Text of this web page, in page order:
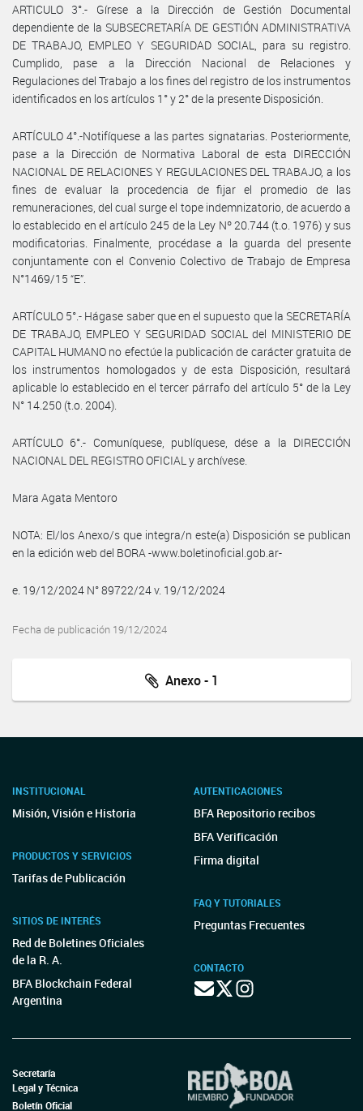
ARTICULO 3°.- Gírese a la Dirección de Gestión Documental
dependiente de la SUBSECRETARÍA DE GESTIÓN ADMINISTRATIVA
DE TRABAJO, EMPLEO Y SEGURIDAD SOCIAL, para su registro.
Cumplido, pase a la Dirección Nacional de Relaciones y
Regulaciones del Trabajo a los fines del registro de los instrumentos
identificados en los artículos 1° y 2° de la presente Disposición.
ARTÍCULO 4°.-Notifíquese a las partes signatarias. Posteriormente,
pase a la Dirección de Normativa Laboral de esta DIRECCIÓN
NACIONAL DE RELACIONES Y REGULACIONES DEL TRABAJO, a los
fines de evaluar la procedencia de fijar el promedio de las
remuneraciones, del cual surge el tope indemnizatorio, de acuerdo a
lo establecido en el artículo 245 de la Ley Nº 20.744 (t.o. 1976) y sus
modificatorias. Finalmente, procédase a la guarda del presente
conjuntamente con el Convenio Colectivo de Trabajo de Empresa
N°1469/15 “E”.
ARTÍCULO 5°.- Hágase saber que en el supuesto que la SECRETARÍA
DE TRABAJO, EMPLEO Y SEGURIDAD SOCIAL del MINISTERIO DE
CAPITAL HUMANO no efectúe la publicación de carácter gratuita de
los instrumentos homologados y de esta Disposición, resultará
aplicable lo establecido en el tercer párrafo del artículo 5° de la Ley
N° 14.250 (t.o. 2004).
ARTÍCULO 6°.- Comuníquese, publíquese, dése a la DIRECCIÓN
NACIONAL DEL REGISTRO OFICIAL y archívese.
Mara Agata Mentoro
NOTA: El/los Anexo/s que integra/n este(a) Disposición se publican
en la edición web del BORA -www.boletinoficial.gob.ar-
e. 19/12/2024 N° 89722/24 v. 19/12/2024
Fecha de publicación 19/12/2024
Anexo - 1
INSTITUCIONAL
Misión, Visión e Historia
PRODUCTOS Y SERVICIOS
Tarifas de Publicación
SITIOS DE INTERÉS
Red de Boletines Oficiales
de la R. A.
BFA Blockchain Federal
Argentina
AUTENTICACIONES
BFA Repositorio recibos
BFA Verificación
Firma digital
FAQ Y TUTORIALES
Preguntas Frecuentes
CONTACTO
Secretaría
Legal y Técnica
Boletín Oficial